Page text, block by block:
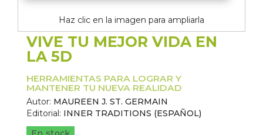
Haz clic en la imagen para ampliarla
VIVE TU MEJOR VIDA EN
LA 5D
HERRAMIENTAS PARA LOGRAR Y
MANTENER TU NUEVA REALIDAD
Autor: MAUREEN J. ST. GERMAIN
Editorial: INNER TRADITIONS (ESPAÑOL)